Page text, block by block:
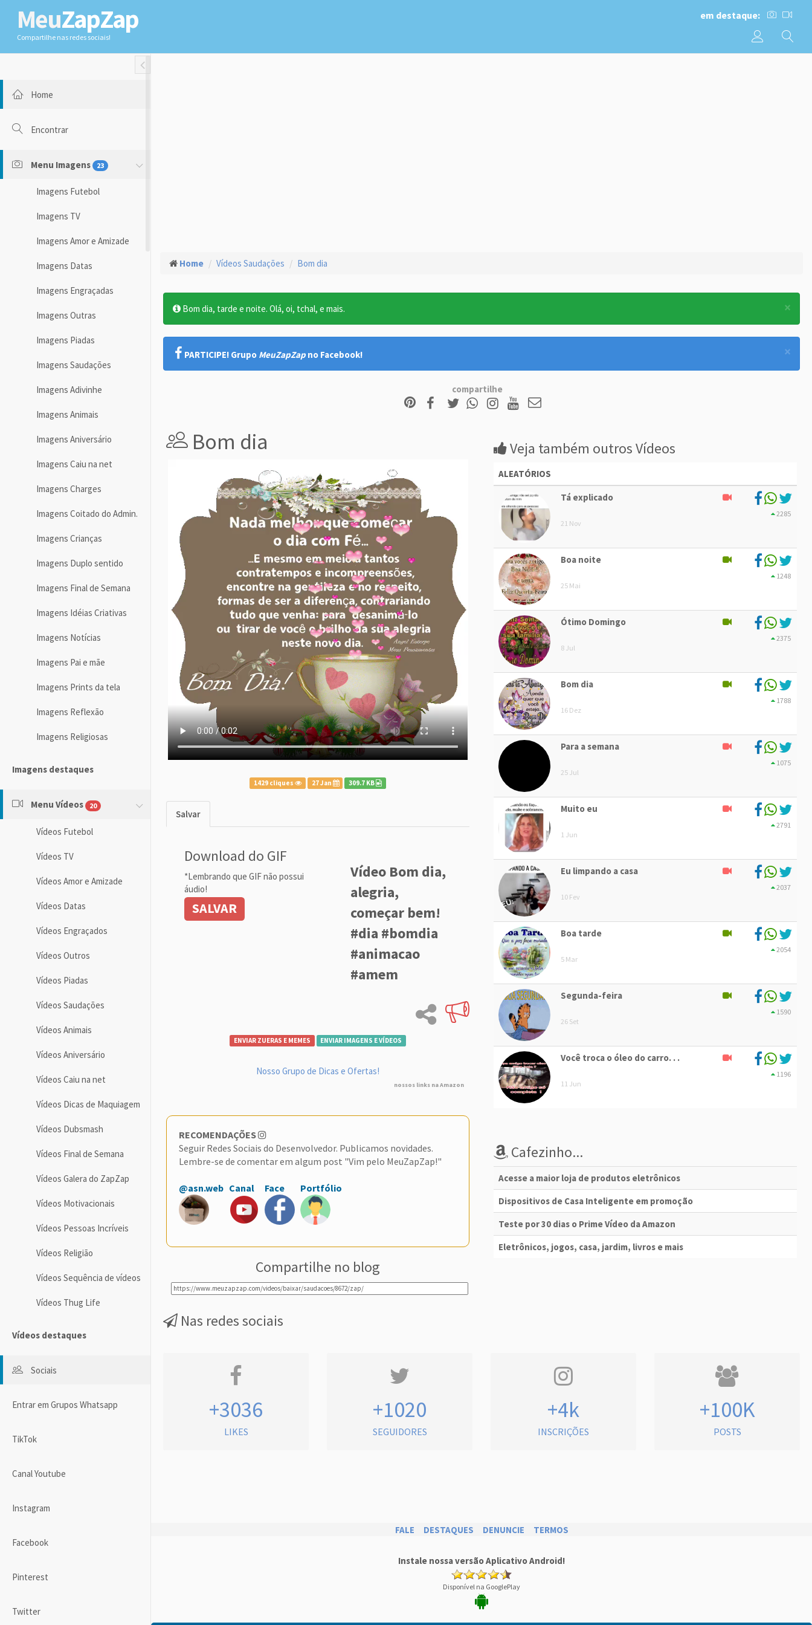
MeuZapZap
Compartilhe nas redes sociais!
em destaque:
Toggle Fullwidth
Home
Encontrar
Menu Imagens 23
Imagens Futebol
Imagens TV
Imagens Amor e Amizade
Imagens Datas
Imagens Engraçadas
Imagens Outras
Imagens Piadas
Imagens Saudações
Imagens Adivinhe
Imagens Animais
Imagens Aniversário
Imagens Caiu na net
Imagens Charges
Imagens Coitado do Admin.
Imagens Crianças
Imagens Duplo sentido
Imagens Final de Semana
Imagens Idéias Criativas
Imagens Notícias
Imagens Pai e mãe
Imagens Prints da tela
Imagens Reflexão
Imagens Religiosas
Imagens destaques
Menu Vídeos 20
Vídeos Futebol
Vídeos TV
Vídeos Amor e Amizade
Vídeos Datas
Vídeos Engraçados
Vídeos Outros
Vídeos Piadas
Vídeos Saudações
Vídeos Animais
Vídeos Aniversário
Vídeos Caiu na net
Vídeos Dicas de Maquiagem
Vídeos Dubsmash
Vídeos Final de Semana
Vídeos Galera do ZapZap
Vídeos Motivacionais
Vídeos Pessoas Incríveis
Vídeos Religião
Vídeos Sequência de vídeos
Vídeos Thug Life
Vídeos destaques
Sociais
Entrar em Grupos Whatsapp
TikTok
Canal Youtube
Instagram
Facebook
Pinterest
Twitter
Home Vídeos Saudações Bom dia
×
Bom dia, tarde e noite. Olá, oi, tchal, e mais.
×
PARTICIPE! Grupo MeuZapZap no Facebook!
compartilhe
Bom dia
1429 cliques 27 Jan 309.7 KB
Salvar
Download do GIF
*Lembrando que GIF não possui
áudio!
SALVAR
Vídeo Bom dia,
alegria,
começar bem!
#dia #bomdia
#animacao
#amem
ENVIAR ZUERAS E MEMES ENVIAR IMAGENS E VÍDEOS
Nosso Grupo de Dicas e Ofertas!
nossos links na Amazon
RECOMENDAÇÕES
Seguir Redes Sociais do Desenvolvedor. Publicamos novidades.
Lembre-se de comentar em algum post "Vim pelo MeuZapZap!"
@asn.web Canal Face Portfólio
Compartilhe no blog
Veja também outros Vídeos
ALEATÓRIOS
Tá explicado
21 Nov
2285
Boa noite
25 Mai
1248
Ótimo Domingo
8 Jul
2375
Bom dia
16 Dez
1788
Para a semana
25 Jul
1075
Muito eu
1 Jun
2791
Eu limpando a casa
10 Fev
2037
Boa tarde
5 Mar
2054
Segunda-feira
26 Set
1590
Você troca o óleo do carro. . .
11 Jun
1196
Cafezinho...
Acesse a maior loja de produtos eletrônicos
Dispositivos de Casa Inteligente em promoção
Teste por 30 dias o Prime Vídeo da Amazon
Eletrônicos, jogos, casa, jardim, livros e mais
Nas redes sociais
+3036
LIKES
+1020
SEGUIDORES
+4k
INSCRIÇÕES
+100K
POSTS
FALE DESTAQUES DENUNCIE TERMOS
Instale nossa versão Aplicativo Android!
Disponível na GooglePlay